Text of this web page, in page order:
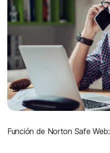
Función de Norton Safe Web: